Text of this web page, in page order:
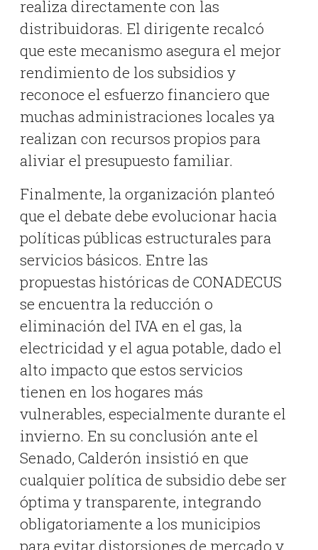
realiza directamente con las
distribuidoras. El dirigente recalcó
que este mecanismo asegura el mejor
rendimiento de los subsidios y
reconoce el esfuerzo financiero que
muchas administraciones locales ya
realizan con recursos propios para
aliviar el presupuesto familiar.
Finalmente, la organización planteó
que el debate debe evolucionar hacia
políticas públicas estructurales para
servicios básicos. Entre las
propuestas históricas de CONADECUS
se encuentra la reducción o
eliminación del IVA en el gas, la
electricidad y el agua potable, dado el
alto impacto que estos servicios
tienen en los hogares más
vulnerables, especialmente durante el
invierno. En su conclusión ante el
Senado, Calderón insistió en que
cualquier política de subsidio debe ser
óptima y transparente, integrando
obligatoriamente a los municipios
para evitar distorsiones de mercado y